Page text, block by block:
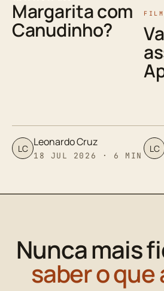
Margarita com
Canudinho?
LC Leonardo Cruz
18 JUL 2026 · 6 MIN
LC
Nunca mais
saber o